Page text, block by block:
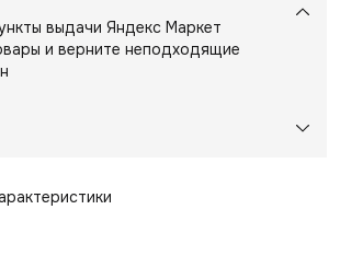
выдачи Яндекс Маркет
и верните неподходящие